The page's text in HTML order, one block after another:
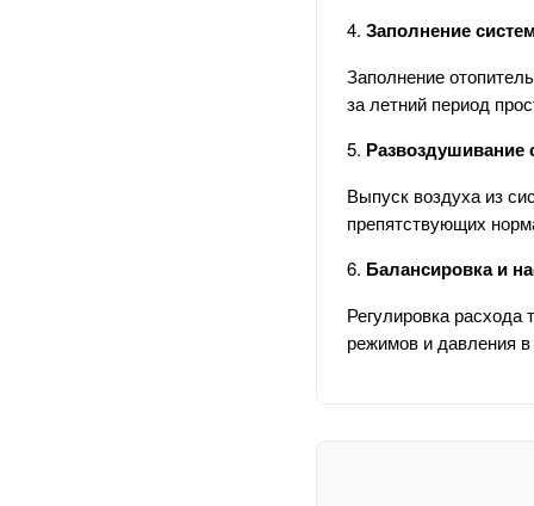
4. Заполнение
Заполнение
за летний период
5. Развоздушивание
Выпуск воздуха из
препятствующих
6. Балансировка и
Регулировка расхода
режимов и давления